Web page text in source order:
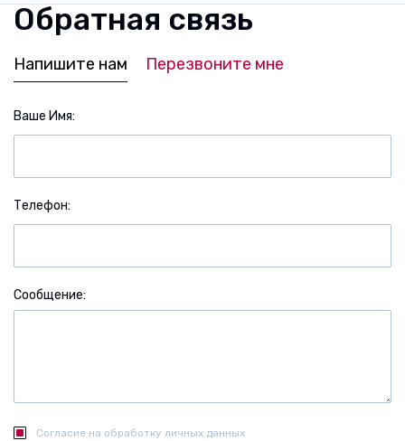
Обратная связь
Напишите нам Перезвоните мне
Ваше Имя
Телефон
Сообщение
Согласие на обработку личных данных